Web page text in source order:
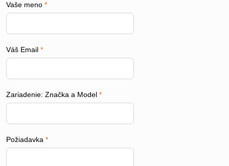
Vaše meno *
Váš Email *
Zariadenie: Značka a Model *
Požiadavka *